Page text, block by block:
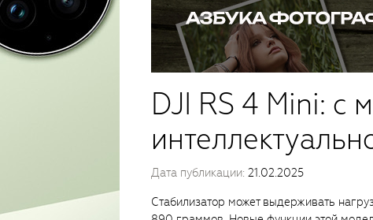
DJI RS 4 Mini: с
Дата публикации: 21.02.2025
Стабилизатор может выдерживать